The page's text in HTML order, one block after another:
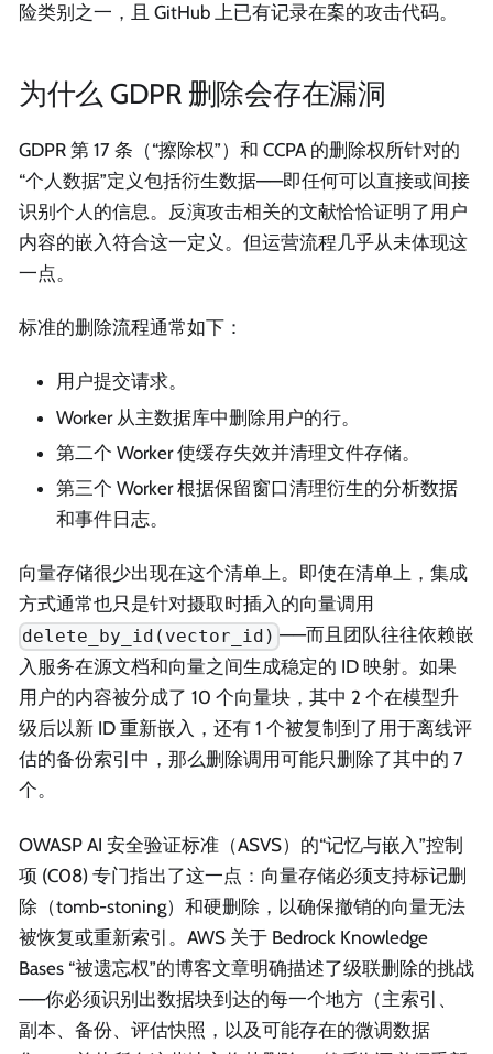
险类别之一，且 GitHub 上已有记录在案的攻击代码。
为什么 GDPR 删除会存在漏洞
GDPR 第 17 条（“擦除权”）和 CCPA 的删除权所针对的
“个人数据”定义包括衍生数据——即任何可以直接或间接
识别个人的信息。反演攻击相关的文献恰恰证明了用户
内容的嵌入符合这一定义。但运营流程几乎从未体现这
一点。
标准的删除流程通常如下：
用户提交请求。
Worker 从主数据库中删除用户的行。
第二个 Worker 使缓存失效并清理文件存储。
第三个 Worker 根据保留窗口清理衍生的分析数据
和事件日志。
向量存储很少出现在这个清单上。即使在清单上，集成
方式通常也只是针对摄取时插入的向量调用
delete_by_id(vector_id) ——而且团队往往依赖嵌
入服务在源文档和向量之间生成稳定的 ID 映射。如果
用户的内容被分成了 10 个向量块，其中 2 个在模型升
级后以新 ID 重新嵌入，还有 1 个被复制到了用于离线评
估的备份索引中，那么删除调用可能只删除了其中的 7
个。
OWASP AI 安全验证标准（ASVS）的“记忆与嵌入”控制
项 (C08) 专门指出了这一点：向量存储必须支持标记删
除（tomb-stoning）和硬删除，以确保撤销的向量无法
被恢复或重新索引。AWS 关于 Bedrock Knowledge
Bases “被遗忘权”的博客文章明确描述了级联删除的挑战
——你必须识别出数据块到达的每一个地方（主索引、
副本、备份、评估快照，以及可能存在的微调数据